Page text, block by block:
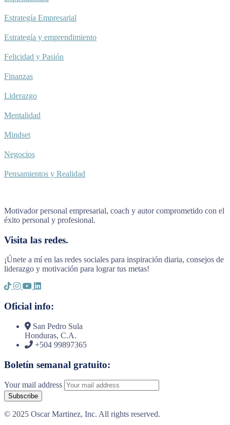
Estrategía Empresarial
Estrategía y emprendimiento
Felicidad y Pasión
Finanzas
Liderazgo
Mentalidad
Mindset
Negocios
Pensamientos y Realidad
Motivador personal empresarial, coach y autor comprometido con el
éxito personal y profesional.
Visita las redes.
¡Únete a mí en las redes sociales para inspiración diaria, consejos de
liderazgo y motivación para lograr tus metas!
Oficial info:
San Pedro Sula
Honduras, C.A.
+504 99897365
Boletín semanal gratuito:
Your mail address
© 2025 Oscar Martinez, Inc. All rights reserved.